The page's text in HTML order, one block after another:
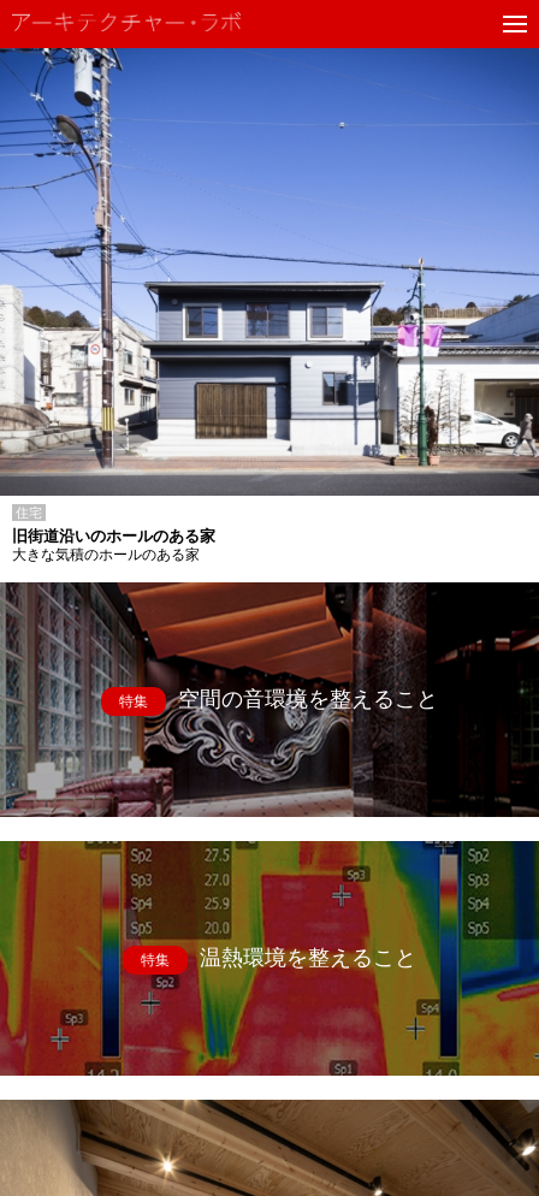
住宅
旧街道沿いのホールのある家
大きな気積のホールのある家
特集 空間の音環境を整えること
特集 温熱環境を整えること